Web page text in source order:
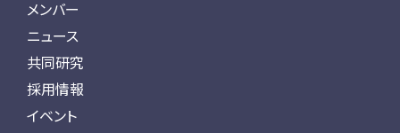
メンバー
ニュース
共同研究
採用情報
イベント